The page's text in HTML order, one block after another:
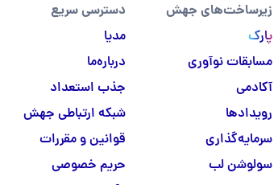
زیرساخت‌های جهش
پارک
مسابقات نوآوری
آکادمی
رویدادها
سرمایه‌گذاری
سولوشن لب
دسترسی سریع
مدیا
درباره‌ما
جذب استعداد
شبکه ارتباطی جهش
قوانین و مقررات
حریم خصوصی